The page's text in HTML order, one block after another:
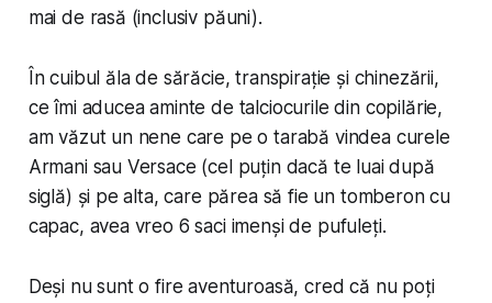
mai de rasă (inclusiv păuni).
În cuibul ăla de sărăcie, transpirație și chinezării,
ce îmi aducea aminte de talciocurile din copilărie,
am văzut un nene care pe o tarabă vindea curele
Armani sau Versace (cel puțin dacă te luai după
siglă) și pe alta, care părea să fie un tomberon cu
capac, avea vreo 6 saci imenși de pufuleți.
Deși nu sunt o fire aventuroasă, cred că nu poți